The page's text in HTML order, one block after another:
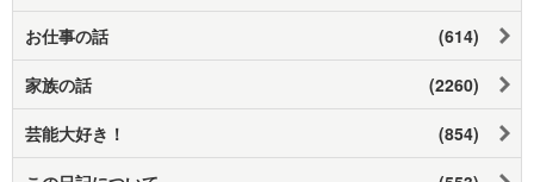
お仕事の話 (614)
家族の話 (2260)
芸能大好き！ (854)